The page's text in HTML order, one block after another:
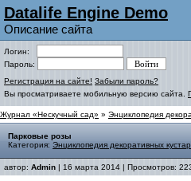
Datalife Engine Demo
Описание сайта
Логин:
Пароль:
Регистрация на сайте! Забыли пароль?
Вы просматриваете мобильную версию сайта.
Журнал «Нескучный сад» » Энциклопедия
Парковые розы
Категория: Энциклопедия декоративных
автор: Admin | 16 марта 2014 | Просмотров: